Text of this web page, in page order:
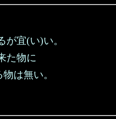
が宜(い)い。
た物に
は無い。